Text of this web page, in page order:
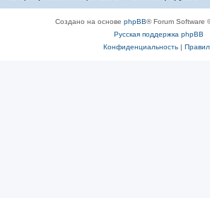
Создано на основе phpBB® Forum Software
Русская поддержка phpBB
Конфиденциальность|